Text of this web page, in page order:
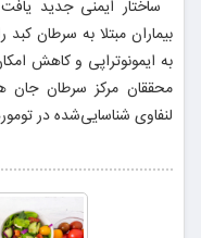
ساختار ایمنی جدید
بیماران مبتلا به سرطان کبد
به ایمونوتراپی و کاهش
محققان مرکز سرطان جان
لنفاوی شناسایی‌شده در